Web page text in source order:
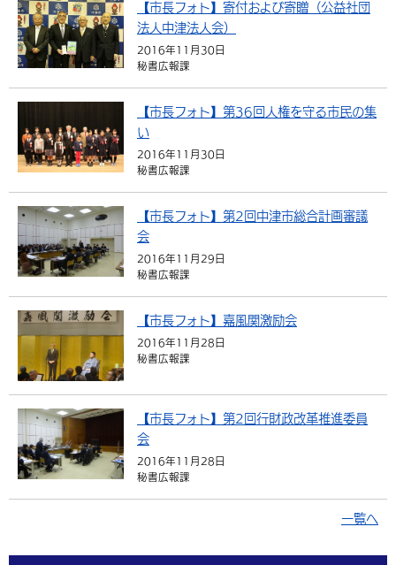
言語を選択
英語（English）
福祉・介護 健康・予防
税金 住宅・インフラ
外国人の方向け情報
入札・契約 産業・雇用
農林水産業 税金
子育て・教育
施設情報 子どもを預ける
手当・助成 健康・医療
相談・支援・情報 計画・施策
観光・移住
観光なび スポットを探す
遊ぶ・体験する
買う・おみやげ 四季のイベント・祭り
市政情報
中津市について
地方創生・地域活性化 広報・広聴
【市長フォト】寄付および寄贈（公益社団
法人中津法人会）
2016年11月30日
秘書広報課
【市長フォト】第36回人権を守る市民の集
い
2016年11月30日
秘書広報課
【市長フォト】第2回中津市総合計画審議
会
2016年11月29日
秘書広報課
【市長フォト】嘉風関激励会
2016年11月28日
秘書広報課
【市長フォト】第2回行財政改革推進委員
会
2016年11月28日
秘書広報課
一覧へ